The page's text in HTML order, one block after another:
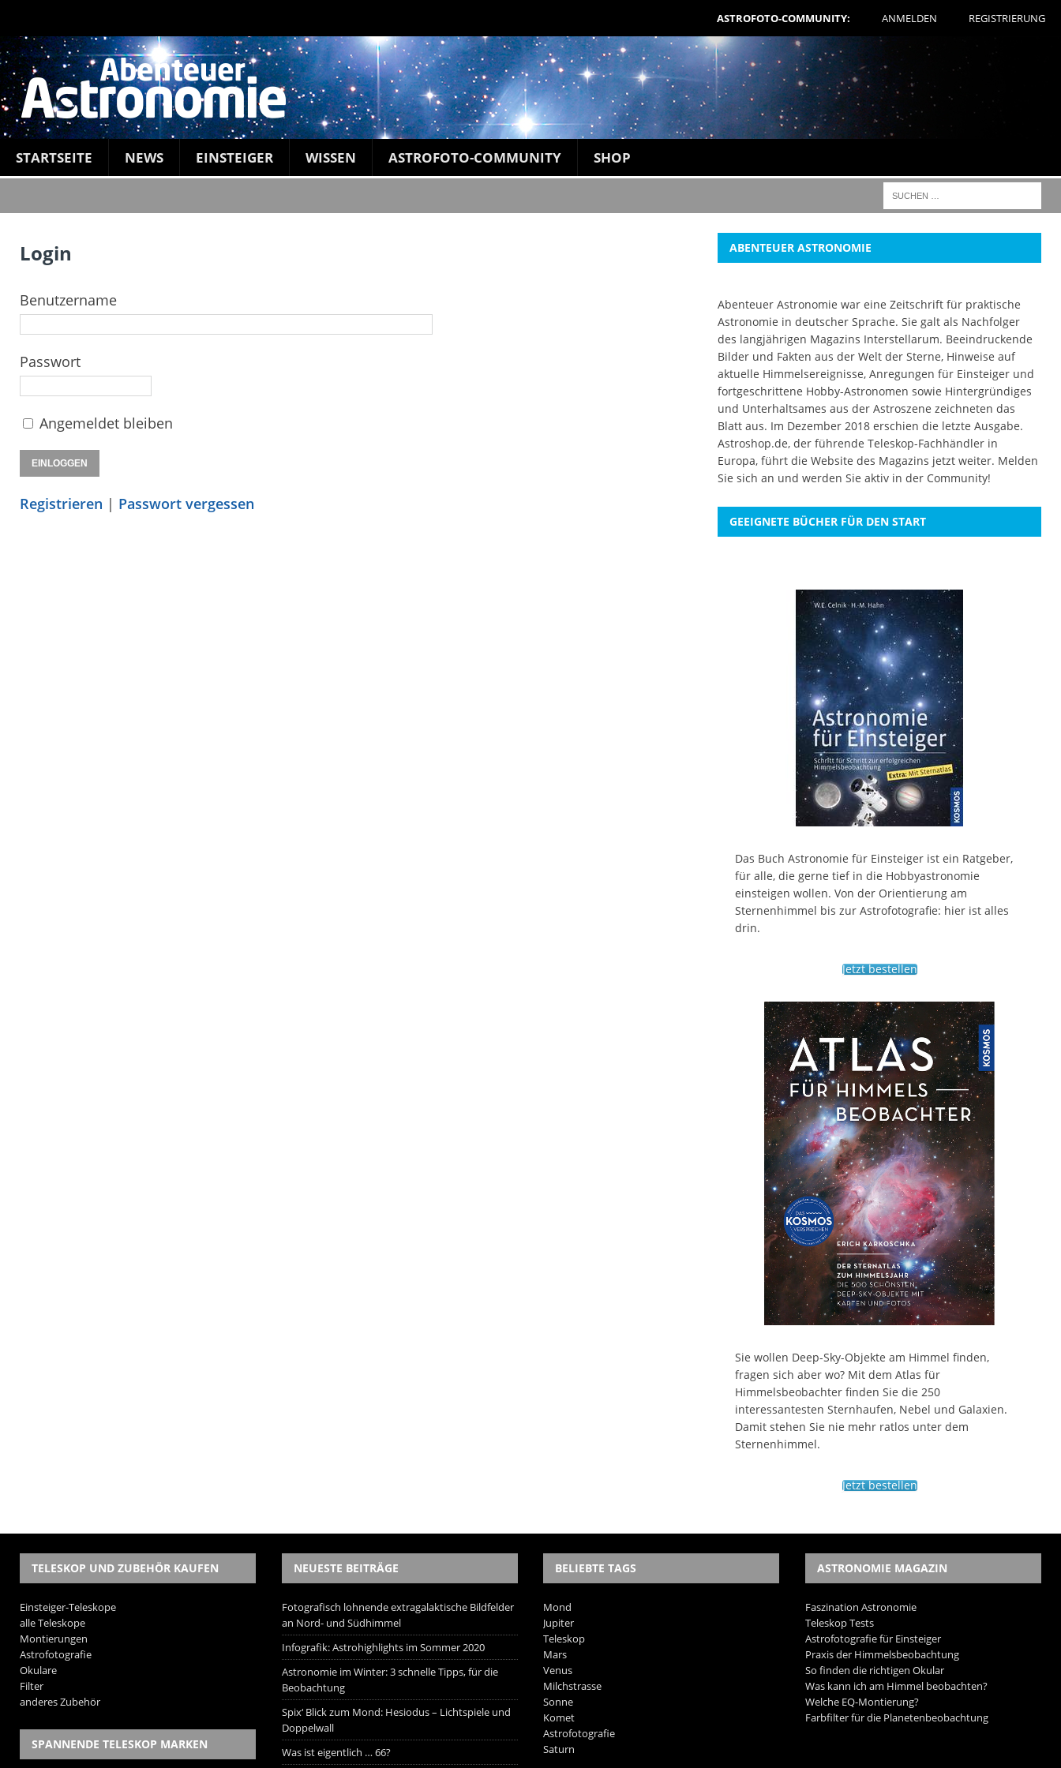
ASTROFOTO-COMMUNITY: ANMELDEN REGISTRIERUNG
STARTSEITE NEWS EINSTEIGER WISSEN ASTROFOTO-COMMUNITY SHOP
Login
Benutzername
Passwort
Angemeldet bleiben
Registrieren | Passwort vergessen
ABENTEUER ASTRONOMIE
Abenteuer Astronomie war eine Zeitschrift für praktische
Astronomie in deutscher Sprache. Sie galt als Nachfolger
des langjährigen Magazins Interstellarum. Beeindruckende
Bilder und Fakten aus der Welt der Sterne, Hinweise auf
aktuelle Himmelsereignisse, Anregungen für Einsteiger und
fortgeschrittene Hobby-Astronomen sowie Hintergründiges
und Unterhaltsames aus der Astroszene zeichneten das
Blatt aus. Im Dezember 2018 erschien die letzte Ausgabe.
Astroshop.de, der führende Teleskop-Fachhändler in
Europa, führt die Website des Magazins jetzt weiter. Melden
Sie sich an und werden Sie aktiv in der Community!
GEEIGNETE BÜCHER FÜR DEN START
Das Buch Astronomie für Einsteiger ist ein Ratgeber,
für alle, die gerne tief in die Hobbyastronomie
einsteigen wollen. Von der Orientierung am
Sternenhimmel bis zur Astrofotografie: hier ist alles
drin.
Jetzt bestellen
Sie wollen Deep-Sky-Objekte am Himmel finden,
fragen sich aber wo? Mit dem Atlas für
Himmelsbeobachter finden Sie die 250
interessantesten Sternhaufen, Nebel und Galaxien.
Damit stehen Sie nie mehr ratlos unter dem
Sternenhimmel.
Jetzt bestellen
TELESKOP UND ZUBEHÖR KAUFEN
Einsteiger-Teleskope
alle Teleskope
Montierungen
Astrofotografie
Okulare
Filter
anderes Zubehör
SPANNENDE TELESKOP MARKEN
NEUESTE BEITRÄGE
Fotografisch lohnende extragalaktische Bildfelder
an Nord- und Südhimmel
Infografik: Astrohighlights im Sommer 2020
Astronomie im Winter: 3 schnelle Tipps, für die
Beobachtung
Spix‘ Blick zum Mond: Hesiodus – Lichtspiele und
Doppelwall
Was ist eigentlich … 66?
BELIEBTE TAGS
Mond
Jupiter
Teleskop
Mars
Venus
Milchstrasse
Sonne
Komet
Astrofotografie
Saturn
ASTRONOMIE MAGAZIN
Faszination Astronomie
Teleskop Tests
Astrofotografie für Einsteiger
Praxis der Himmelsbeobachtung
So finden die richtigen Okular
Was kann ich am Himmel beobachten?
Welche EQ-Montierung?
Farbfilter für die Planetenbeobachtung